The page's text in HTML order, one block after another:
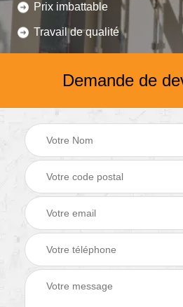
Prix imbattable
Travail de qualité
Demande de